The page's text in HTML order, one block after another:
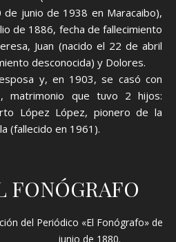
junio de 1938 en Maracaibo),
de 1886, fecha de fallecimiento
Juan (nacido el 22 de abril
desconocida) y Dolores.
y, en 1903, se casó con
matrimonio que tuvo 2 hijos:
López López, pionero de la
(fallecido en 1961).
FONÓGRAFO
del Periódico «El Fonógrafo» del
junio de 1880.